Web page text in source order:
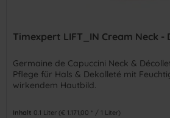
Timexpert LIFT_IN Cream Neck -
Germaine de Capuccini Neck &
Pflege für Hals & Dekolleté mit
wirkendem Hautbild.
Inhalt 0.1 Liter (€ 1.171,00 * / 1 Liter)